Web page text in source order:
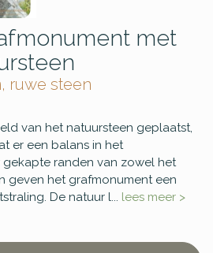
met
ruwe steen
van het natuursteen geplaatst,
er een balans in het
gekapte randen van zowel het
geven het grafmonument een
De natuur l... lees meer >